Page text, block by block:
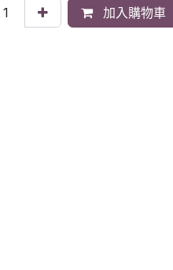
加入購物車